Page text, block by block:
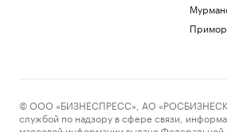
© ООО «БИЗНЕСПРЕСС», АО
службой по надзору в сфере связи,